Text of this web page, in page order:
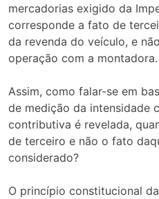
mercadorias exigido da
corresponde a fato de
da revenda do veículo, e
operação com a montadora.
Assim, como falar-se em
de medição da intensidade
contributiva é revelada,
de terceiro e não o fato
considerado?
O princípio constitucional